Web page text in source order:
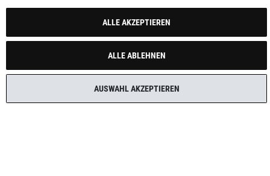
Kontakt
Barrierefreiheitserklärung
ALLE AKZEPTIEREN
ALLE ABLEHNEN
AUSWAHL AKZEPTIEREN